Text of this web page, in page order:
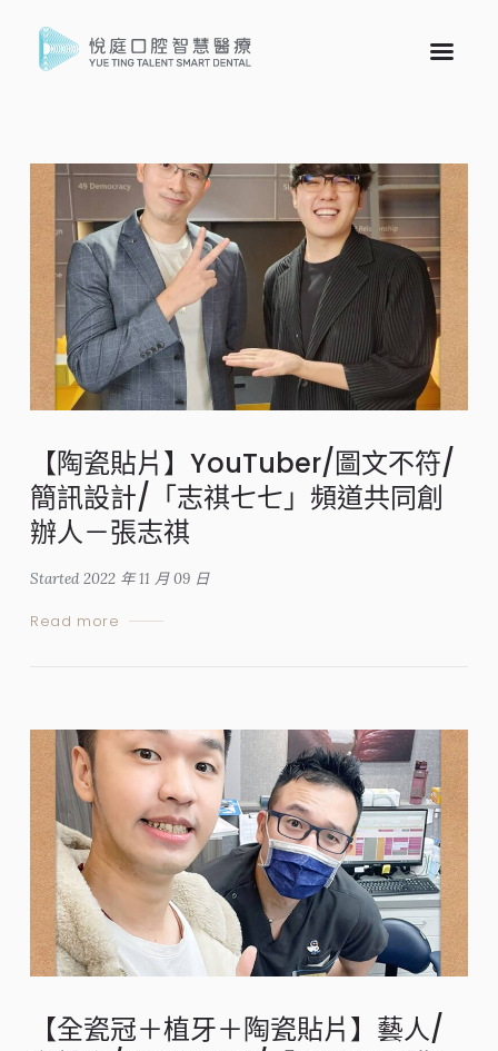
【陶瓷貼片】YouTuber/圖文不符/
簡訊設計/「志祺七七」頻道共同創
辦人－張志祺
Started2022 年 11 月 09 日
Read more
【全瓷冠＋植牙＋陶瓷貼片】藝人/